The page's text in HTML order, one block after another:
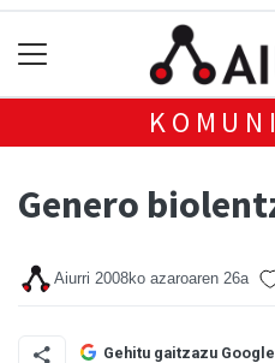
Genero
Aiurri 2008ko azaroaren 26a
Gehitu gaitzazu